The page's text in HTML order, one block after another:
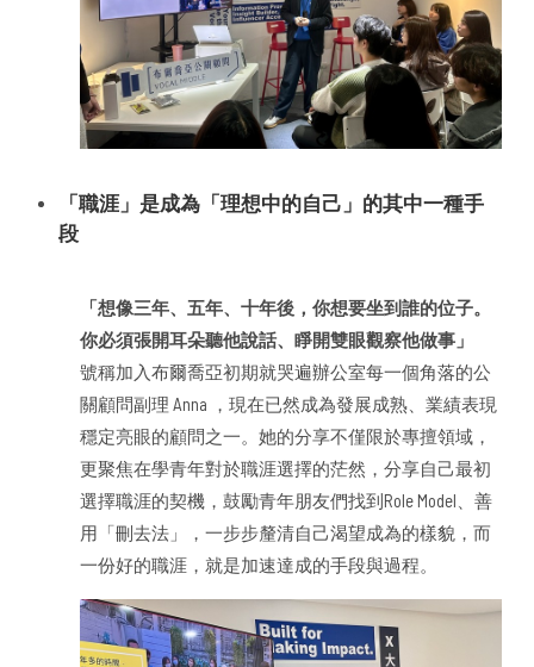
「職涯」是成為「理想中的自己」的其中一種手
段
「想像三年、五年、十年後，你想要坐到誰的位子。
你必須張開耳朵聽他說話、睜開雙眼觀察他做事」
號稱加入布爾喬亞初期就哭遍辦公室每一個角落的公
關顧問副理 Anna ，現在已然成為發展成熟、業績表現
穩定亮眼的顧問之一。她的分享不僅限於專擅領域，
更聚焦在學青年對於職涯選擇的茫然，分享自己最初
選擇職涯的契機，鼓勵青年朋友們找到Role Model、善
用「刪去法」，一步步釐清自己渴望成為的樣貌，而
一份好的職涯，就是加速達成的手段與過程。